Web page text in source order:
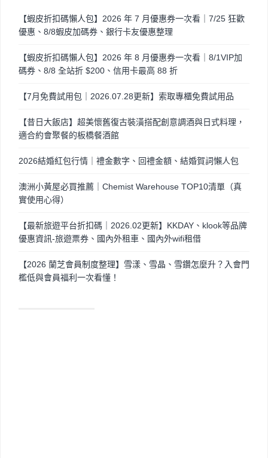
【蝦皮折扣碼懶人包】2026 年 7 月優惠券一次看｜7/25 狂歡
優惠、8/8蝦皮加碼券、銀行卡友優惠整理
【蝦皮折扣碼懶人包】2026 年 8 月優惠券一次看｜8/1VIP加
碼券、8/8 全站折 $200、信用卡最高 88 折
【7月免費試用包｜2026.07.28更新】索取專櫃免費試用品
【昔日大飯店】超美懷舊復古裝潢搭配創意調酒與日式料理，
適合約會聚餐的板橋餐酒館
2026結婚紅包行情｜禮金數字、回禮金額、結婚賀詞懶人包
澳洲小黃屋必買推薦｜Chemist Warehouse TOP10清單（真
實使用心得）
【最新旅遊平台折扣碼｜2026.02更新】KKDAY、klook等品牌
優惠資訊-旅遊票券、國內外租車、國內外wifi租借
【2026 蘭芝會員制度整理】雪漾、雪晶、雪鑽怎麼升？入會門
檻低與會員福利一次看懂！